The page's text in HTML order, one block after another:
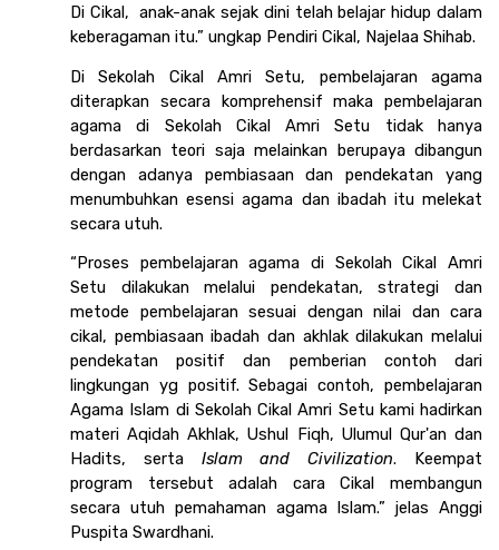
Di Cikal,  anak-anak sejak dini telah belajar hidup dalam
keberagaman itu.” ungkap Pendiri Cikal, Najelaa Shihab.
Di Sekolah Cikal Amri Setu, pembelajaran agama
diterapkan secara komprehensif maka pembelajaran
agama di Sekolah Cikal Amri Setu tidak hanya
berdasarkan teori saja melainkan berupaya dibangun
dengan adanya pembiasaan dan pendekatan yang
menumbuhkan esensi agama dan ibadah itu melekat
secara utuh.
“Proses pembelajaran agama di Sekolah Cikal Amri
Setu dilakukan melalui pendekatan, strategi dan
metode pembelajaran sesuai dengan nilai dan cara
cikal, pembiasaan ibadah dan akhlak dilakukan melalui
pendekatan positif dan pemberian contoh dari
lingkungan yg positif. Sebagai contoh, pembelajaran
Agama Islam di Sekolah Cikal Amri Setu kami hadirkan
materi Aqidah Akhlak, Ushul Fiqh, Ulumul Qur'an dan
Hadits, serta Islam and Civilization. Keempat
program tersebut adalah cara Cikal membangun
secara utuh pemahaman agama Islam.” jelas Anggi
Puspita Swardhani.